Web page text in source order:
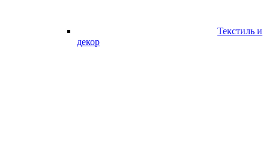
Текстиль и
декор